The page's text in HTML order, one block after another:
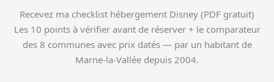
Recevez ma checklist hébergement Disney (PDF gratuit)
Les 10 points à vérifier avant de réserver + le comparateur
des 8 communes avec prix datés — par un habitant de
Marne-la-Vallée depuis 2004.